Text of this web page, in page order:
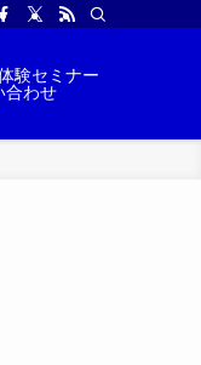
験セミナー
合わせ